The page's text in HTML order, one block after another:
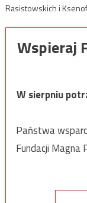
Rasistowskich i
Wspieraj
W sierpniu
Państwa
Fundacji Magna